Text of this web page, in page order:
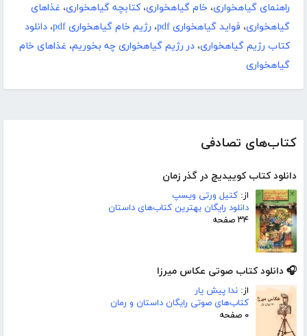
کتاب‌های تصادفی
دانلود کتاب کوییدیچ در گذر زمان
از: کتیل ورتی ویسپ
دانلود رایگان بهترین کتاب‌های داستان
۳۴ صفحه
🎧 دانلود کتاب صوتی عکاس میرزا
از: ندا پیش یار
کتاب‌های صوتی رایگان داستان و رمان
۰ صفحه
راهنمای گیاهخواری، خام گیاهخواری،کتابچه گیاهخواری، غذاهای
گیاهخواری، فواید گیاهخواری pdf ، رژیم خام گیاهخواری pdf ، دانلود
کتاب رژیم گیاهخواری، در رژیم گیاهخواری چه بخوریم، غذاهای خام
گیاهخواری